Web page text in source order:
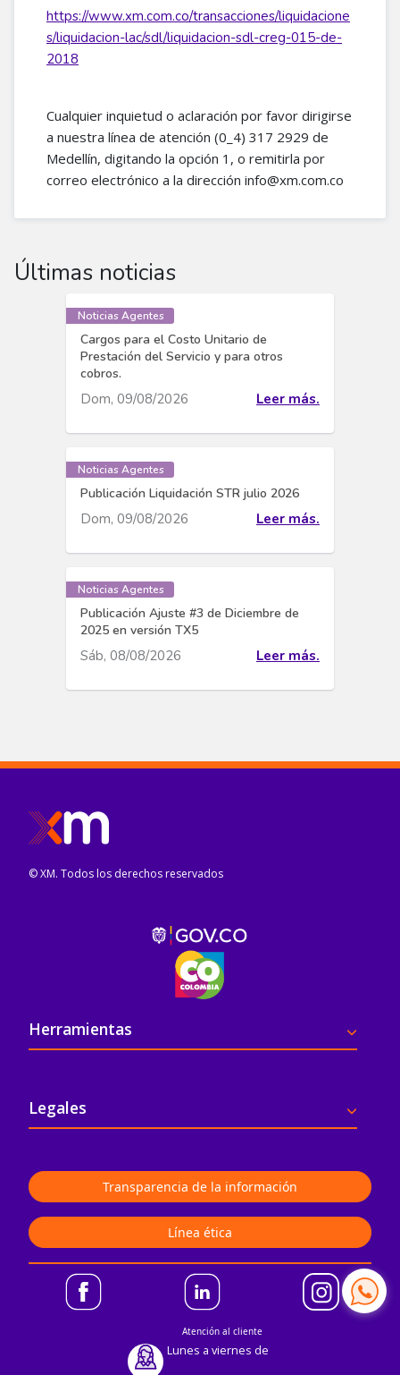
https://www.xm.com.co/transacciones/liquidacione
s/liquidacion-lac/sdl/liquidacion-sdl-creg-015-de-
2018
Cualquier inquietud o aclaración por favor dirigirse
a nuestra línea de atención (0_4) 317 2929 de
Medellín, digitando la opción 1, o remitirla por
correo electrónico a la dirección info@xm.com.co​​​
Atención al cliente
Lunes a viernes de
Últimas noticias
Noticias Agentes
Cargos para el Costo Unitario de
Prestación del Servicio y para otros
cobros.
Dom, 09/08/2026 Leer más.
Noticias Agentes
Publicación Liquidación STR julio 2026
Dom, 09/08/2026 Leer más.
Noticias Agentes
Publicación Ajuste #3 de Diciembre de
2025 en versión TX5
Sáb, 08/08/2026 Leer más.
© XM. Todos los derechos reservados
Pie de página
Herramientas
Legales
Transparencia de la información
Línea ética